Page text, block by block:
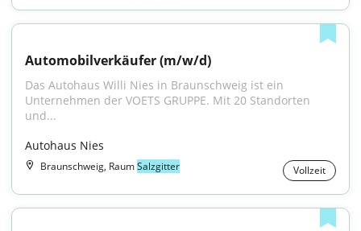
Automobilverkäufer (m/w/d)
Das Autohaus Willi Nies in Braunschweig ist ein
Unternehmen der VOETS GRUPPE. Mit 20 Standorten
und...
Autohaus Nies
Braunschweig, RaumSalzgitter Vollzeit